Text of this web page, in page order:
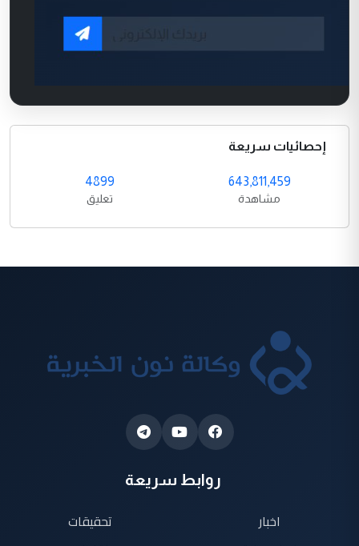
إحصائيات سريعة
643,811,459
مشاهدة
4899
تعليق
روابط سريعة
اخبار
تحقيقات